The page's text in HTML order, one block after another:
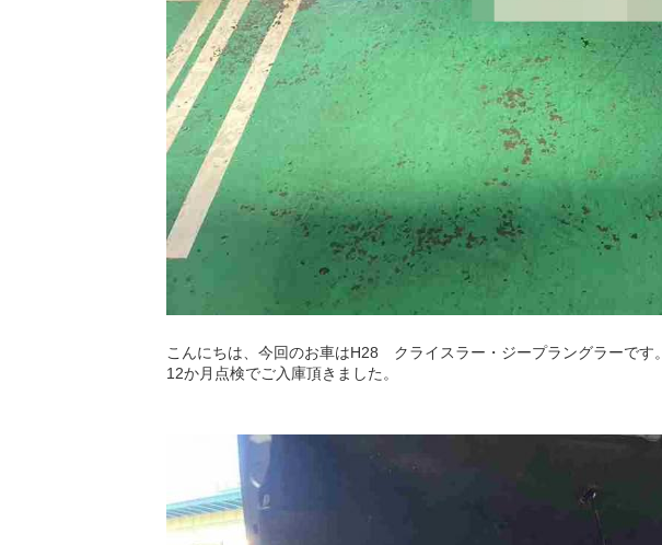
こんにちは、今回のお車はH28 クライスラー・ジープラングラーです。
12か月点検でご入庫頂きました。